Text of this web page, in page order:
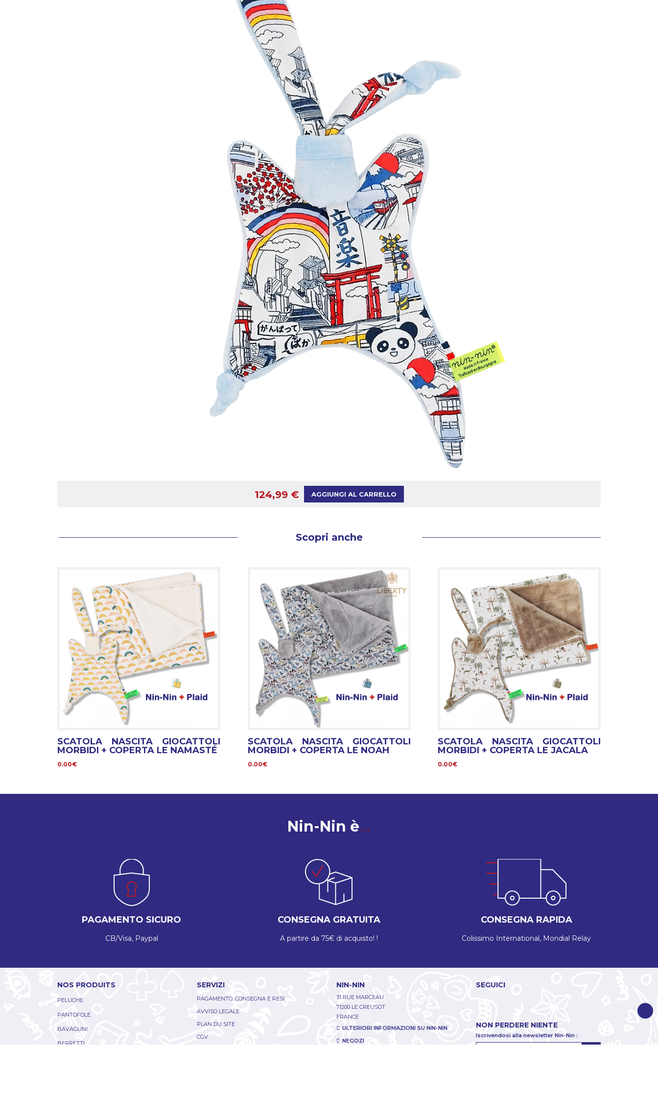
124,99 € AGGIUNGI AL CARRELLO
Scopri anche
SCATOLA NASCITA GIOCATTOLI
MORBIDI + COPERTA LE NAMASTÉ
0.00€
SCATOLA NASCITA GIOCATTOLI
MORBIDI + COPERTA LE NOAH
0.00€
SCATOLA NASCITA GIOCATTOLI
MORBIDI + COPERTA LE JACALA
0.00€
Nin-Nin è
PAGAMENTO SICURO
CB/Visa, Paypal
CONSEGNA GRATUITA
A partire da 75€ di acquisto! !
CONSEGNA RAPIDA
Colissimo International, Mondial Relay
NOS PRODUITS
PELUCHE
PANTOFOLE
BAVAGLINI
BERRETTI
SERVIZI
PAGAMENTO, CONSEGNA E RESI
AVVISO LEGALE
PLAN DU SITE
CGV
NIN-NIN
31 RUE MARCEAU
71200 LE CREUSOT
FRANCE
ULTERIORI INFORMAZIONI SU NIN-NIN
NEGOZI
SEGUICI
NON PERDERE NIENTE
Iscrivendosi alla newsletter Nin-Nin :